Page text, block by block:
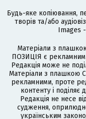
Будь-яке копіювання,
творів та/або
Images
Матеріали з
ПОЗИЦІЯ є
Редакція може не
Матеріали з плашкою
рекламними, проте
контенту і поділяє
Редакція не несе
судження,
українським